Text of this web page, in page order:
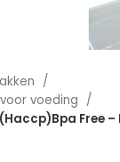
voeding
Free –